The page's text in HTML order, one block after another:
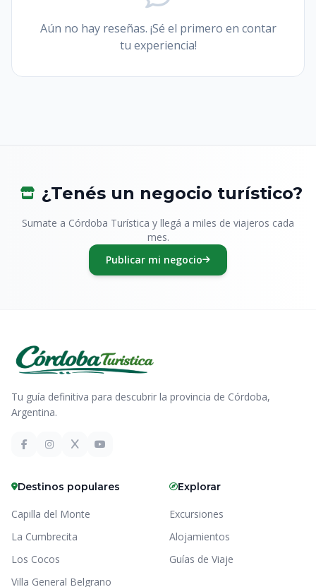
Aún no hay reseñas. ¡Sé el primero en contar
tu experiencia!
¿Tenés un negocio turístico?
Sumate a Córdoba Turística y llegá a miles de viajeros cada
mes.
Publicar mi negocio
Tu guía definitiva para descubrir la provincia de Córdoba,
Argentina.
Destinos populares
Capilla del Monte
La Cumbrecita
Los Cocos
Villa General Belgrano
Explorar
Excursiones
Alojamientos
Guías de Viaje